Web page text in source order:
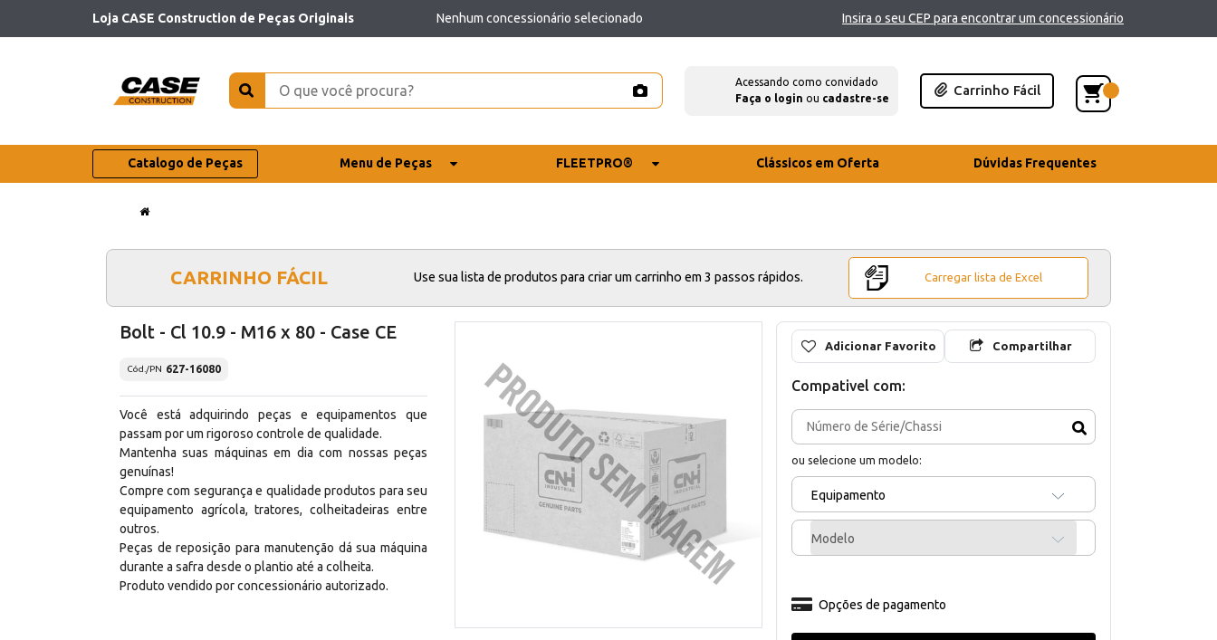
Loja CASE Construction de Peças Originais Nenhum concessionário selecionado Insira o seu CEP para encontrar um concessionário
Acessando como convidado
Faça o login ou cadastre-se
Carrinho Fácil
Catalogo de Peças Menu de Peças FLEETPRO® Clássicos em Oferta Dúvidas Frequentes
CARRINHO FÁCIL Use sua lista de produtos para criar um carrinho em 3 passos rápidos. Carregar lista de Excel
Bolt - Cl 10.9 - M16 x 80 - Case CE
Cód./PN 627-16080
Você está adquirindo peças e equipamentos que
passam por um rigoroso controle de qualidade.
Mantenha suas máquinas em dia com nossas peças
genuínas!
Compre com segurança e qualidade produtos para seu
equipamento agrícola, tratores, colheitadeiras entre
outros.
Peças de reposição para manutenção dá sua máquina
durante a safra desde o plantio até a colheita.
Produto vendido por concessionário autorizado.
Adicionar Favorito Compartilhar
Compativel com:
ou selecione um modelo:
Equipamento
Modelo
Opções de pagamento